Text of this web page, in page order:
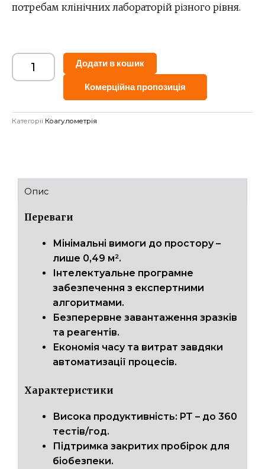
потребам клінічних лабораторій різного рівня.
Додати в кошик
Комерційна пропозиція
Категорії Коагулометрія
Опис
Переваги
Мінімальні вимоги до простору –
лише 0,49 м².
Інтелектуальне програмне
забезпечення з експертними
алгоритмами.
Безперервне завантаження зразків
та реагентів.
Економія часу та витрат завдяки
автоматизації процесів.
Характеристики
Висока продуктивність: PT – до 360
тестів/год.
Підтримка закритих пробірок для
біобезпеки.